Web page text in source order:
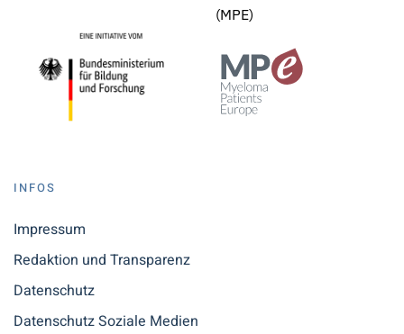
(MPE)
INFOS
Impressum
Redaktion und Transparenz
Datenschutz
Datenschutz Soziale Medien